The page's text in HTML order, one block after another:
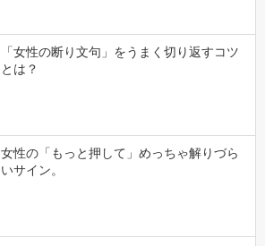
「女性の断り文句」をうまく切り返すコツ
とは？
女性の「もっと押して」めっちゃ解りづら
いサイン。